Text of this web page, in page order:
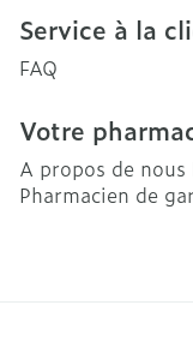
Service à la
FAQ
Votre
A propos de nous
Pharmacien de